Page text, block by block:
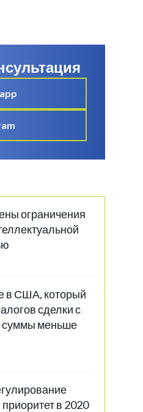
ограничения
в США, который
сделки с
суммы меньше
в 2020